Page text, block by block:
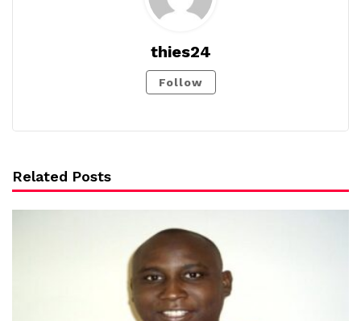
thies24
Follow
Related Posts